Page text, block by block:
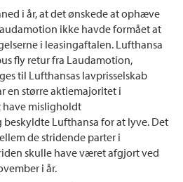
i år, at det ønskede at ophæve
ikke havde formået at
i leasingaftalen. Lufthansa
fly retur fra Laudamotion,
til Lufthansas lavprisselskab
en større aktiemajoritet i
misligholdt
Lufthansa for at lyve. Det
de stridende parter i
skulle have været afgjort ved
i år.